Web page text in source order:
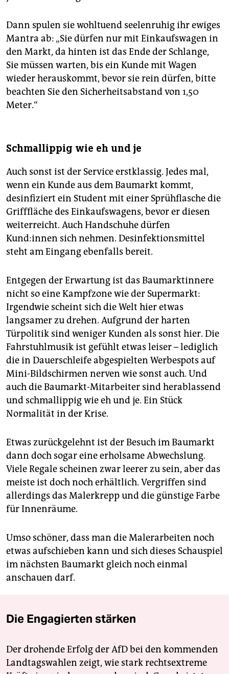
Dann spulen sie wohltuend seelenruhig ihr ewiges
Mantra ab: „Sie dürfen nur mit Einkaufswagen in
den Markt, da hinten ist das Ende der Schlange,
Sie müssen warten, bis ein Kunde mit Wagen
wieder herauskommt, bevor sie rein dürfen, bitte
beachten Sie den Sicherheitsabstand von 1,50
Meter.“
Schmallippig wie eh und je
Auch sonst ist der Service erstklassig. Jedes mal,
wenn ein Kunde aus dem Baumarkt kommt,
desinfiziert ein Student mit einer Sprühflasche die
Grifffläche des Einkaufswagens, bevor er diesen
weiterreicht. Auch Handschuhe dürfen
Kund:innen sich nehmen. Desinfektionsmittel
steht am Eingang ebenfalls bereit.
Entgegen der Erwartung ist das Baumarktinnere
nicht so eine Kampfzone wie der Supermarkt:
Irgendwie scheint sich die Welt hier etwas
langsamer zu drehen. Aufgrund der harten
Türpolitik sind weniger Kunden als sonst hier. Die
Fahrstuhlmusik ist gefühlt etwas leiser – lediglich
die in Dauerschleife abgespielten Werbespots auf
Mini-Bildschirmen nerven wie sonst auch. Und
auch die Baumarkt-Mitarbeiter sind herablassend
und schmallippig wie eh und je. Ein Stück
Normalität in der Krise.
Etwas zurückgelehnt ist der Besuch im Baumarkt
dann doch sogar eine erholsame Abwechslung.
Viele Regale scheinen zwar leerer zu sein, aber das
meiste ist doch noch erhältlich. Vergriffen sind
allerdings das Malerkrepp und die günstige Farbe
für Innenräume.
Umso schöner, dass man die Malerarbeiten noch
etwas aufschieben kann und sich dieses Schauspiel
im nächsten Baumarkt gleich noch einmal
anschauen darf.
Die Engagierten stärken
Der drohende Erfolg der AfD bei den kommenden
Landtagswahlen zeigt, wie stark rechtsextreme